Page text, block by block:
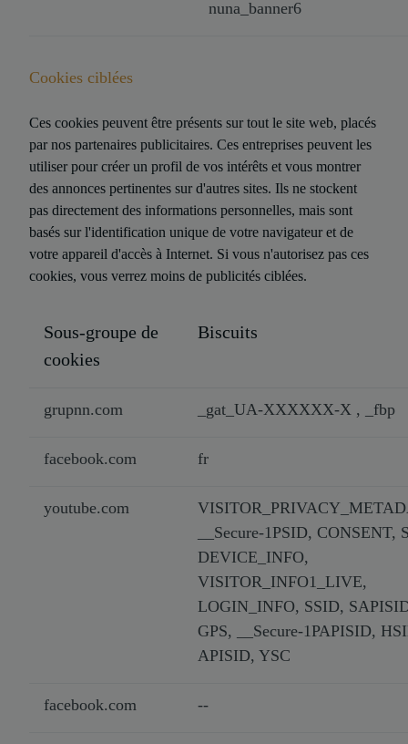
nuna_banner6
Cookies ciblées
Ces cookies peuvent être présents sur tout le site web, placés
par nos partenaires publicitaires. Ces entreprises peuvent les
utiliser pour créer un profil de vos intérêts et vous montrer
des annonces pertinentes sur d'autres sites. Ils ne stockent
pas directement des informations personnelles, mais sont
basés sur l'identification unique de votre navigateur et de
votre appareil d'accès à Internet. Si vous n'autorisez pas ces
cookies, vous verrez moins de publicités ciblées.
Sous-groupe de
cookies
Biscuits
grupnn.com _gat_UA-XXXXXX-X , _fbp
facebook.com fr
youtube.com
__Secure-1PSID, CONSENT,
DEVICE_INFO,
VISITOR_INFO1_LIVE,
LOGIN_INFO, SSID,
GPS, __Secure-1PAPISID,
APISID, YSC
facebook.com --